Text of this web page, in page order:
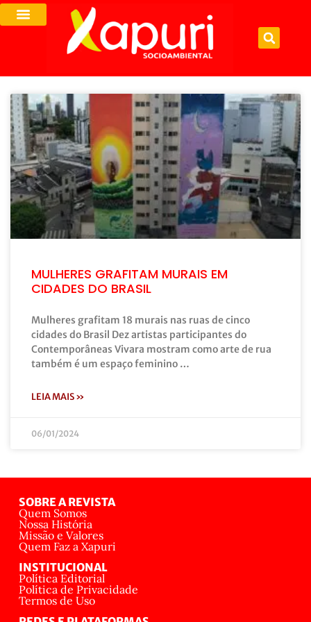
MULHERES GRAFITAM MURAIS EM
CIDADES DO BRASIL
Mulheres grafitam 18 murais nas ruas de cinco
cidades do Brasil Dez artistas participantes do
Contemporâneas Vivara mostram como arte de rua
também é um espaço feminino …
LEIA MAIS »
06/01/2024
SOBRE A REVISTA
Quem Somos
Nossa História
Missão e Valores
Quem Faz a Xapuri
INSTITUCIONAL
Política Editorial
Política de Privacidade
Termos de Uso